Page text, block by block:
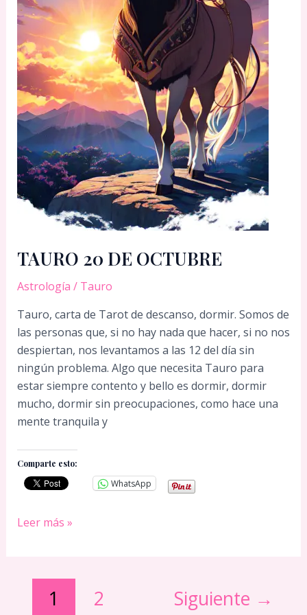
TAURO 20 DE OCTUBRE
Astrología / Tauro
Tauro, carta de Tarot de descanso, dormir. Somos de
las personas que, si no hay nada que hacer, si no nos
despiertan, nos levantamos a las 12 del día sin
ningún problema. Algo que necesita Tauro para
estar siempre contento y bello es dormir, dormir
mucho, dormir sin preocupaciones, como hace una
mente tranquila y
Comparte esto:
WhatsApp
TAURO
OCTUBRE
Leer más »
1 2 Siguiente →